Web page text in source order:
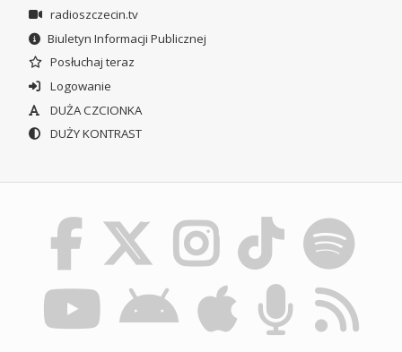
radioszczecin.tv
Biuletyn Informacji Publicznej
Posłuchaj teraz
Logowanie
DUŻA CZCIONKA
DUŻY KONTRAST